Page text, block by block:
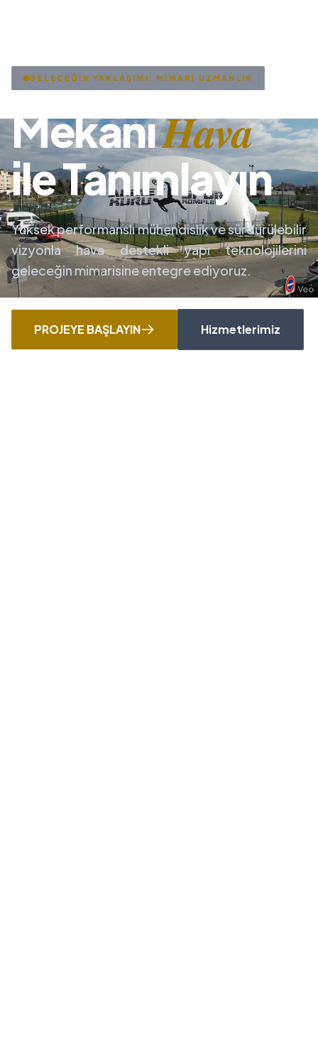
GELECEĞİN YAKLAŞIMI: MİMARİ UZMANLIK
MekanıHava
ile Tanımlayın
Yüksek performanslı mühendislik ve sürdürülebilir
vizyonla hava destekli yapı teknolojilerini
geleceğin mimarisine entegre ediyoruz.
PROJEYE BAŞLAYIN Hizmetlerimiz